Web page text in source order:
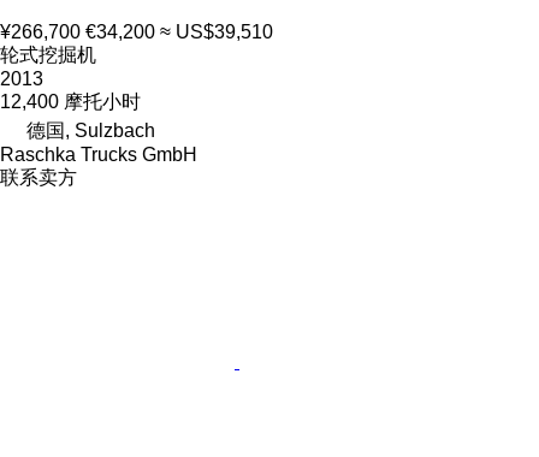
¥266,700 €34,200 ≈ US$39,510
轮式挖掘机
2013
12,400 摩托小时
德国, Sulzbach
Raschka Trucks GmbH
联系卖方